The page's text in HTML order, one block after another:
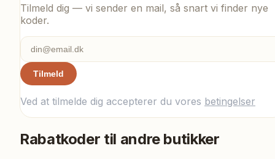
Tilmeld dig — vi sender en mail, så snart vi finder nye
koder.
Tilmeld
Ved at tilmelde dig accepterer du vores betingelser
Rabatkoder til andre butikker